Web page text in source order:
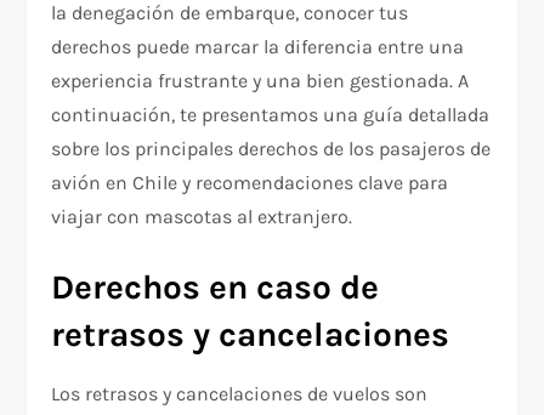
la denegación de embarque, conocer tus
derechos puede marcar la diferencia entre una
experiencia frustrante y una bien gestionada. A
continuación, te presentamos una guía detallada
sobre los principales derechos de los pasajeros de
avión en Chile y recomendaciones clave para
viajar con mascotas al extranjero.
Derechos en caso de
retrasos y cancelaciones
Los retrasos y cancelaciones de vuelos son